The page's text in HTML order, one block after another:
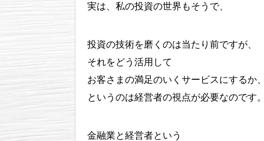
実は、私の投資の世界もそうで、
投資の技術を磨くのは当たり前ですが、
それをどう活用して
お客さまの満足のいくサービスにするか
というのは経営者の視点が必要なのです
金融業と経営者という